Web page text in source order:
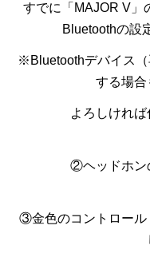
すでに「MAJOR V」
Bluetoothの設
※Bluetoothデバイス
する場合
よろしければ
②ヘッドホン
③金色のコントロール